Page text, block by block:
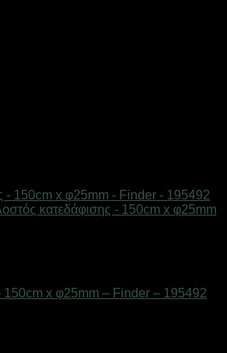
150cm x φ25mm – Finder – 195492